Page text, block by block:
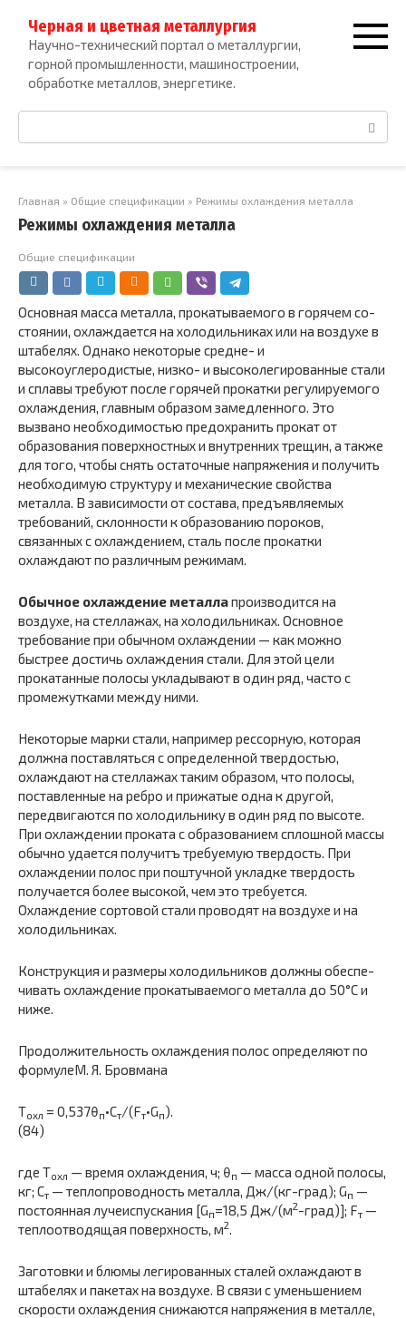
контенту
Черная и цветная металлургия
Научно-технический портал о металлургии,
горной промышленности, машиностроении,
обработке металлов, энергетике.
Поиск:
Главная » Общие спецификации » Режимы охлаждения металла
Режимы охлаждения металла
Общие спецификации
Основная масса металла, прокатываемого в горячем со­
стоянии, охлаждается на холодильниках или на воздухе в
штабелях. Однако некоторые средне- и
высокоуглеродистые, низко- и высоколегированные стали
и сплавы требу­ют после горячей прокатки регулируемого
охлаждения, главным образом замедленного. Это
вызвано необходимо­стью предохранить прокат от
образования поверхностных и внутренних трещин, а также
для того, чтобы снять оста­точные напряжения и получить
необходимую структуру и механические свойства
металла. В зависимости от состава, предъявляемых
требований, склонности к образованию по­роков,
связанных с охлаждением, сталь после прокатки
охлаждают по различным режимам.
Обычное охлаждение металлапроизводится на
воздухе, на стеллажах, на холодильниках. Основное
требование при обычном охлаждении — как можно
быстрее достичь охлаж­дения стали. Для этой цели
прокатанные полосы уклады­вают в один ряд, часто с
промежутками между ними.
Некоторые марки стали, например рессорную, которая
должна поставляться с определенной твердостью,
охлажда­ют на стеллажах таким образом, что полосы,
поставлен­ные на ребро и прижатые одна к другой,
передвигаются по холодильнику в один ряд по высоте.
При охлаждении про­ката с образованием сплошной массы
обычно удается получитъ требуемую твердость. При
охлаждении полос при поштучной укладке твердость
получается более высокой, чем это требуется.
Охлаждение сортовой стали проводят на воздухе и на
холодильниках.
Конструкция и размеры холодильников должны обеспе­
чивать охлаждение прокатываемого металла до 50°С и
ниже.
Продолжительность охлаждения полос определяют по
формулеМ. Я. Бровмана
Tохл = 0,537θп•Ст/(Fт•Gп).
(84)
где Тохл — время охлаждения, ч; θп — масса одной поло­сы,
кг; Ст — теплопроводность металла, Дж/(кг-град); Gп —
постоянная лучеиспускания [Gп=18,5 Дж/(м2-град)]; Fт —
теплоотводящая поверхность, м2.
Заготовки и блюмы легированных сталей охлаждают в
штабелях и пакетах на воздухе. В связи с уменьшением
скорости охлаждения снижаются напряжения в металле,